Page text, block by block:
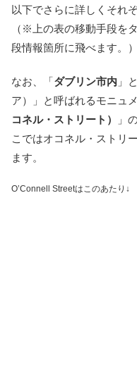
以下でさらに詳しくそれ
（※上の表の移動手段を
段情報箇所に飛べます。）
なお、「ダブリン市内 」
ア）」と呼ばれるモニュ
コネル・ストリート）
」
こではオコネル・ストリ
ます。
O’Connell Streetはこのあたり↓